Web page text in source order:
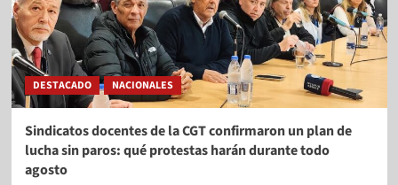
DESTACADO NACIONALES
Sindicatos docentes de la CGT confirmaron un plan de
lucha sin paros: qué protestas harán durante todo
agosto